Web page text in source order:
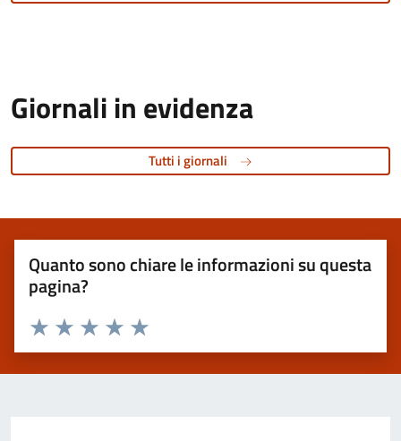
Giornali in evidenza
Tutti i giornali
Quanto sono chiare le informazioni su questa
pagina?
Valuta 1 stelle su 5
Valuta 2 stelle su 5
Valuta 3 stelle su 5
Valuta 4 stelle su 5